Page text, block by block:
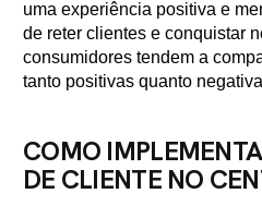
uma experiência positiva e
de reter clientes e conquistar
consumidores tendem a
tanto positivas quanto
COMO
DE CLIENTE NO